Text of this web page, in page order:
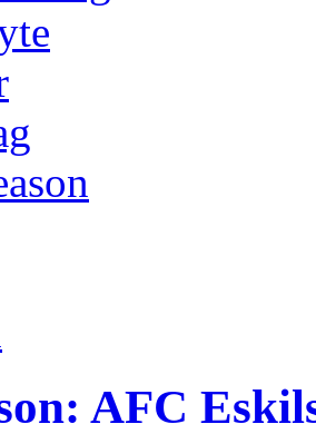
AFC